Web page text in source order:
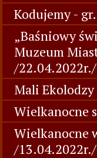
Kodujemy -
„Baśniowy
Muzeum
/22.04.2022r./
Mali
Wielkanocne
Wielkanocne
/13.04.2022r./